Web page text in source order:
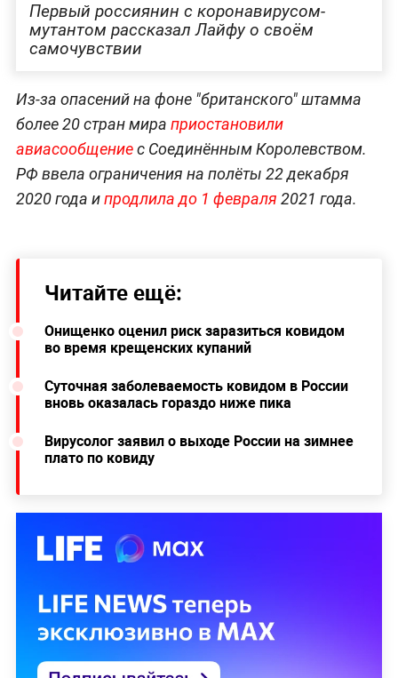
Первый россиянин с коронавирусом-
мутантом рассказал Лайфу о своём
самочувствии
Из-за опасений на фоне "британского" штамма
более 20 стран мира приостановили
авиасообщениес Соединённым Королевством.
РФ ввела ограничения на полёты 22 декабря
2020 года ипродлила до 1 февраля 2021 года.
Читайте ещё:
Онищенко оценил риск заразиться ковидом
во время крещенских купаний
Суточная заболеваемость ковидом в России
вновь оказалась гораздо ниже пика
Вирусолог заявил о выходе России на зимнее
плато по ковиду